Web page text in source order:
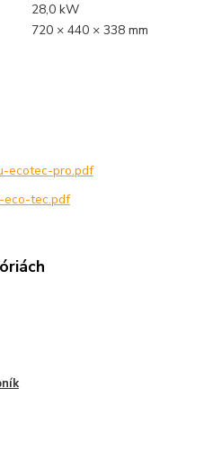
28,0 kW
720 × 440 × 338 mm
ecotec-pro.pdf
eco-tec.pdf